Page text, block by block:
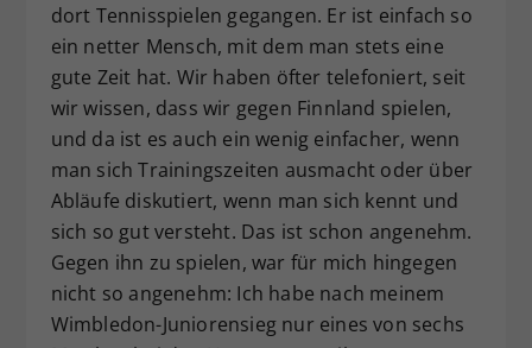
dort Tennisspielen gegangen. Er ist einfach so
ein netter Mensch, mit dem man stets eine
gute Zeit hat. Wir haben öfter telefoniert, seit
wir wissen, dass wir gegen Finnland spielen,
und da ist es auch ein wenig einfacher, wenn
man sich Trainingszeiten ausmacht oder über
Abläufe diskutiert, wenn man sich kennt und
sich so gut versteht. Das ist schon angenehm.
Gegen ihn zu spielen, war für mich hingegen
nicht so angenehm: Ich habe nach meinem
Wimbledon-Juniorensieg nur eines von sechs